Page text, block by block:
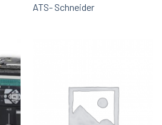
ATS- Schneider